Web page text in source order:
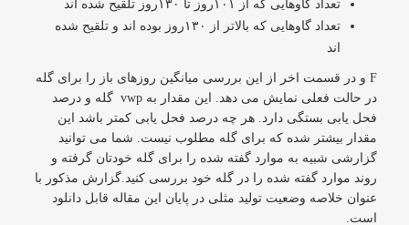
تعداد گاوهایی که از ۱۰۱روز تا ۱۳۰روز تلقیح شده اند
تعداد گاوهایی که بالاتر از ۱۳۰روز بوده اند و تلقیح شده
اند
F و در قسمت اخر از این بررسی میانگین روزهای باز را برای گله
در حالت فعلی نمایش می دهد. این مقدار به vwp گله و درصد
فحل یابی بستگی دارد. هر چه درصد فحل یابی کمتر باشد این
مقدار بیشتر شده که برای گله مطلوب نیست. شما می توانید
گزارشی شبیه به موارد گفته شده را برای گله خودتان گرفته و
روند موارد گفته شده را در گله خود بررسی کنید.گزارش مذکور با
عنوان خلاصه وضعیت تولید مثلی در پایان این مقاله قابل دانلود
است.